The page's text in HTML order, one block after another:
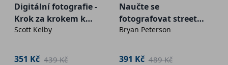
Digitální fotografie -
Krok za krokem k
profesionální
Scott Kelby
351 Kč 439 Kč
Naučte se
fotografovat street
fotografie
Bryan Peterson
391 Kč 489 Kč